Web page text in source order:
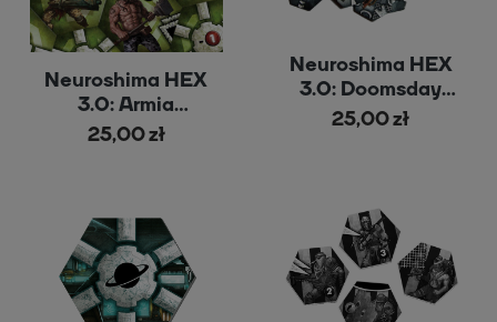
Neuroshima HEX
3.0: Armia
Posterunek z nową
grafiką
25,00 zł
Neuroshima HEX
3.0: Doomsday
Machine
25,00 zł